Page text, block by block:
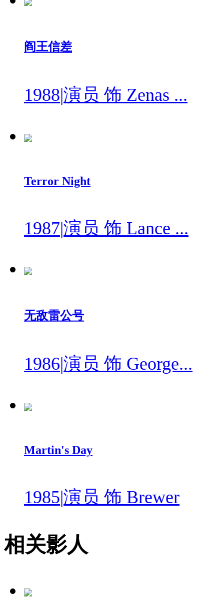
阎王信差
1988|演员 饰 Zenas ...
Terror Night
1987|演员 饰 Lance ...
无敌雷公号
1986|演员 饰 George...
Martin's Day
1985|演员 饰 Brewer
相关影人